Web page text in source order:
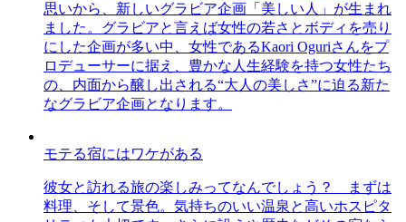
思いから、新しいグラビア企画「美しい人」が生まれ
ました。グラビアと言えば女性の若さとボディを売り
にした企画が多い中、女性であるKaori Oguriさんをプ
ロデューサーに据え、豊かな人生経験を持つ女性たち
の、内面から醸し出される“大人の美しさ”に迫る新た
なグラビア企画となります。
モテる宿にはワケがある
彼女と訪れる旅の楽しみってなんでしょう？ まずは
料理、そして景色。気持ちのいい温泉と高いホスピタ